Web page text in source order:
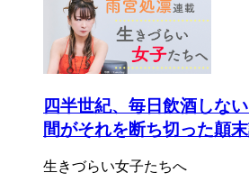
四半世紀、毎日飲酒しな
間がそれを断ち切った顛
生きづらい女子たちへ